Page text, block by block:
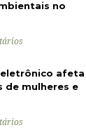
no
afeta
de mulheres e